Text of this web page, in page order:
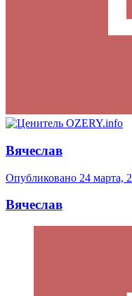
Вячеслав
Опубликовано 24 марта,
Вячеслав